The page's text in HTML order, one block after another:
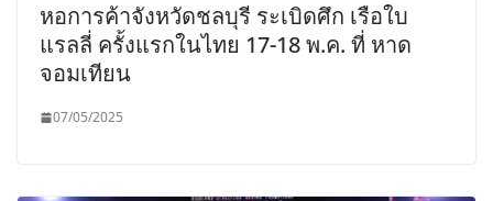
หอการค้าจังหวัดชลบุรี ระเบิดศึก เรือใบ
แรลลี่ ครั้งแรกในไทย 17-18 พ.ค. ที่ หาด
จอมเทียน
07/05/2025